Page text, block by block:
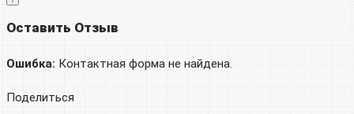
Оставить Отзыв
Ошибка: Контактная форма не найдена.
Поделиться